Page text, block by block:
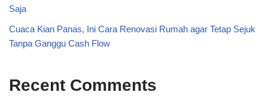
Saja
Cuaca Kian Panas, Ini Cara Renovasi Rumah agar Tetap Sejuk
Tanpa Ganggu Cash Flow
Recent Comments